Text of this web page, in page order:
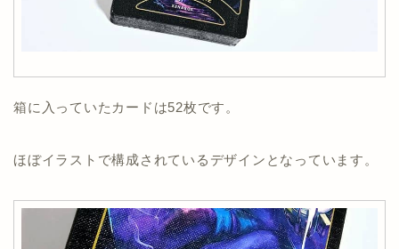
箱に入っていたカードは52枚です。
ほぼイラストで構成されているデザインとなっています。